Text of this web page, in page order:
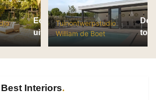
Een tuin vol
uitdagingen
Tuinontwerpstudio
William de Boet
De
Interiors